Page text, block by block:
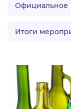
Официальное
Итоги